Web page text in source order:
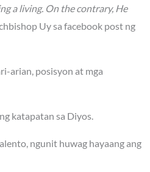
a living. On the contrary, He
Uy sa facebook post ng
arian, posisyon at mga
katapatan sa Diyos.
ngunit huwag hayaang ang